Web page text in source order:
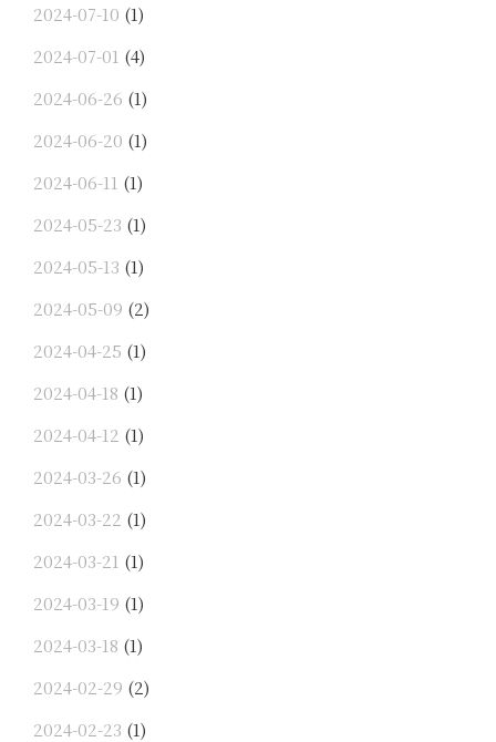
2024-07-10 (1)
2024-07-01 (4)
2024-06-26 (1)
2024-06-20 (1)
2024-06-11 (1)
2024-05-23 (1)
2024-05-13 (1)
2024-05-09 (2)
2024-04-25 (1)
2024-04-18 (1)
2024-04-12 (1)
2024-03-26 (1)
2024-03-22 (1)
2024-03-21 (1)
2024-03-19 (1)
2024-03-18 (1)
2024-02-29 (2)
2024-02-23 (1)